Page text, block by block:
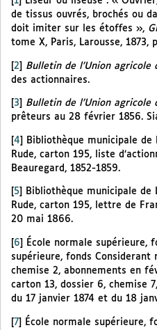
de tissus ouvrés, brochés ou
doit imiter sur les étoffes »,
tome X, Paris, Larousse, 1873,
[2] Bulletin de l’Union agricole
des actionnaires.
3 Bulletin de l’Union agricole
prêteurs au 28 février 1856.
[4]
Bibliothèque municipale de
Rude, carton 195, liste
Beauregard, 1852-1859.
5
Bibliothèque municipale de
Rude, carton 195, lettre de
20 mai 1866.
6
École normale supérieure,
supérieure, fonds
chemise 2, abonnements en
carton 13, dossier 6, chemise
du 17 janvier 1874 et du 18
[7]
École normale supérieure,